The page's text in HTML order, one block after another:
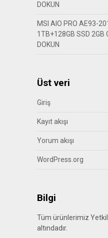
DOKUN
MSI AIO PRO AE93-
1TB+128GB SSD 2GB
DOKUN
Üst veri
Giriş
Kayıt akışı
Yorum akışı
WordPress.org
Bilgi
Tüm ürünlerimiz
altındadır.